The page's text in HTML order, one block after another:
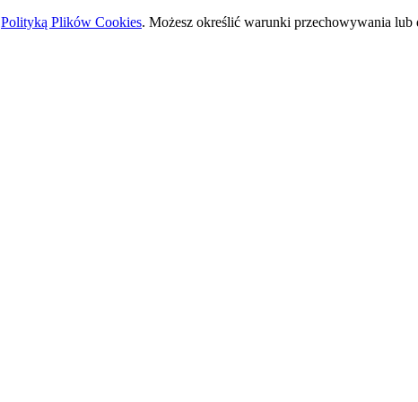
Polityką Plików Cookies. Możesz określić warunki przechowywania